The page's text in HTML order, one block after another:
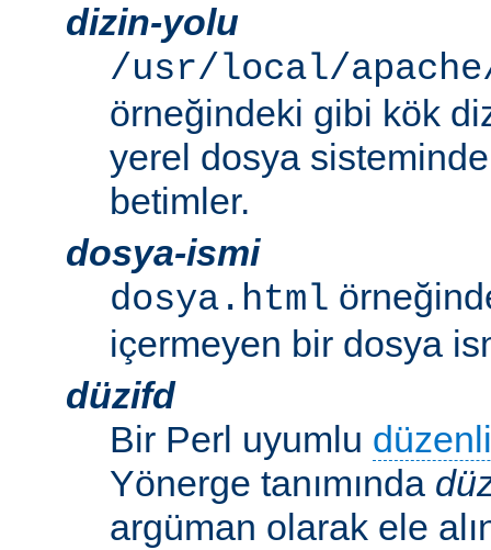
dizin-yolu
/usr/local/
örneğindeki gibi kök
yerel dosya
betimler.
dosya-ismi
dosya.html
içermeyen bir dosya
düzifd
Bir Perl uyumlu
Yönerge tanımında
argüman olarak ele